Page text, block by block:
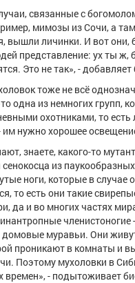
связанные с
мимозы из Сочи, а
вышли личинки. И вот они,
представление: ух ты ж,
Это не так», - добавляет
тоже не всё
одна из немногих групп,
охотниками, то есть
им нужно хорошее
знаете, какого-то
из
ноги, которые в случае
то есть они такие
да и во многих частях
членистоногие
муравьи. Они
проникают в комнаты и
Поэтому мухоловки в
времен», - подытоживает